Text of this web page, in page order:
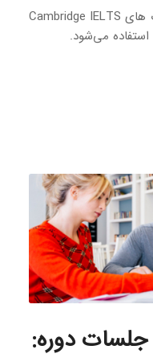
در کنار جزوه‌های اصلی، از سری کتاب های Cambridge IELTS
می‌شود.
جلسات دوره: